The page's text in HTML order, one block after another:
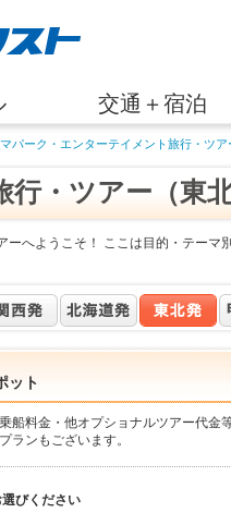
交通＋宿泊
パーク・エンターテイメント旅行・ツア
行・ツアー（東
ーへようこそ！ ここは目的・テーマ
ット
船料金・他オプショナルツアー代金
ランもございます。
選びください